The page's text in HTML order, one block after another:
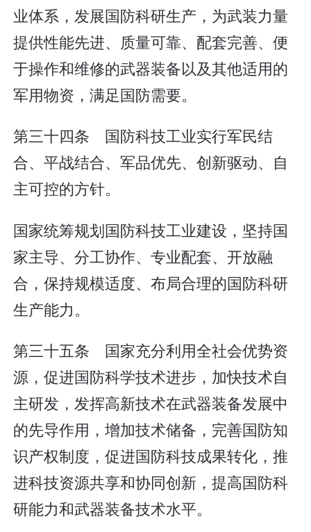
业体系，发展国防科研生产，为武装力量
提供性能先进、质量可靠、配套完善、便
于操作和维修的武器装备以及其他适用的
军用物资，满足国防需要。
第三十四条 国防科技工业实行军民结
合、平战结合、军品优先、创新驱动、自
主可控的方针。
国家统筹规划国防科技工业建设，坚持国
家主导、分工协作、专业配套、开放融
合，保持规模适度、布局合理的国防科研
生产能力。
第三十五条 国家充分利用全社会优势资
源，促进国防科学技术进步，加快技术自
主研发，发挥高新技术在武器装备发展中
的先导作用，增加技术储备，完善国防知
识产权制度，促进国防科技成果转化，推
进科技资源共享和协同创新，提高国防科
研能力和武器装备技术水平。